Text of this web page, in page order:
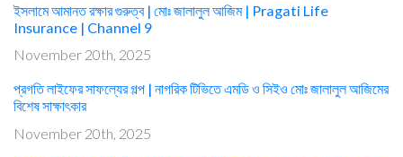
ইসলামে আমানত রক্ষার গুরুত্ব | মোঃ জালালুল আজিম | Pragati Life
Insurance | Channel 9
November 20th, 2025
প্রগতি লাইফের সাফল্যের গল্প | নাগরিক টিভিতে এমডি ও সিইও মোঃ জালালুল আজিমের
বিশেষ সাক্ষাৎকার
November 20th, 2025